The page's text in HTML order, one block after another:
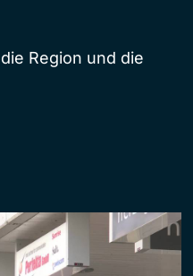
Region und die